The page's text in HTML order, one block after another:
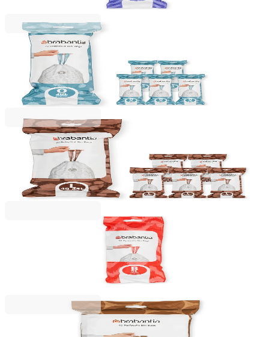
Brabantia
Saci de gunoi cu șnur Brabantia PerfectFit
FlatBack+/Bo, cod O, 30L, 120 bucăți, cutie
127,99 RON
Brabantia
Saci de gunoi cu șnur Brabantia PerfectFit
FlatBack+/Touch, cod L, 40-45L, 120 bucăți, cutie
251,99 RON
Saci de gunoi cu șnur Brabantia PerfectFit, cod B,
5L, 20 bucăți, rolă, albi